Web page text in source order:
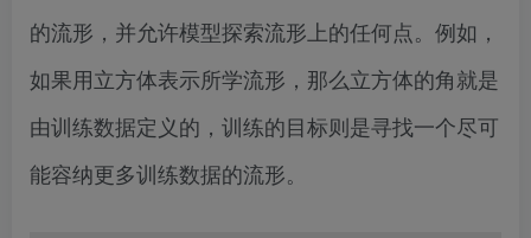
的流形，并允许模型探索流形上的任何点。例如，
如果用立方体表示所学流形，那么立方体的角就是
由训练数据定义的，训练的目标则是寻找一个尽可
能容纳更多训练数据的流形。